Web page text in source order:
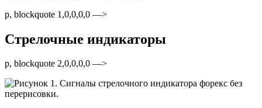
p, blockquote 1,0,0,0,0 —>
Стрелочные индикаторы
p, blockquote 2,0,0,0,0 —>